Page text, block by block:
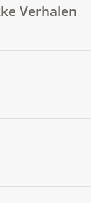
Verhalen